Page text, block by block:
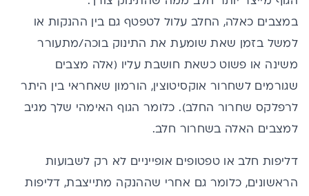
במצבים כאלה, החלב עלול לטפטף גם בין ההנקות או
למשל בזמן שאת שומעת את התינוק בוכה/מתעורר
משינה או פשוט כשאת חושבת עליו (אלה מצבים
שגורמים לשחרור אוקסיטוצין, הורמון שאחראי בין היתר
לרפלקס שחרור החלב). כלומר הגוף האימהי שלך מגיב
למצבים האלה בשחרור חלב.
דליפות חלב או טפטופים אופייניים לא רק לשבועות
הראשונים, כלומר גם אחרי שההנקה מתייצבת, דליפות